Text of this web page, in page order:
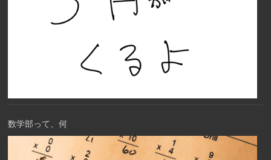
数学部って、何